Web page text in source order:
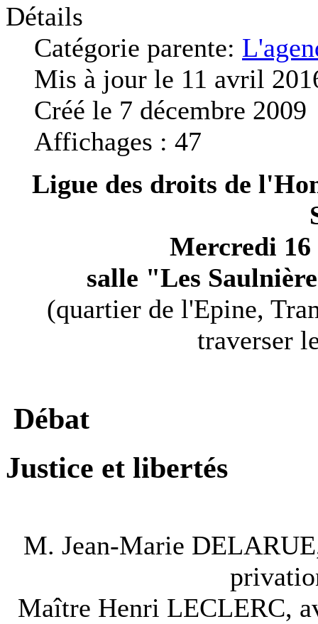
Détails
Catégorie parente:
Mis à jour le 11 avril
Créé le 7 décembre 2009
Affichages : 47
Ligue des droits de
Mercredi 16
salle "Les
(quartier de l'Epine,
traverser
Débat
Justice et libertés
M. Jean-Marie
Maître Henri LECLERC,